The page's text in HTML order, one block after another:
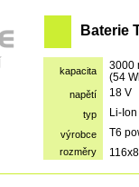
Baterie
kapacita
3000
(54
napětí 18 V
typ
Li-Ion
výrobce
T6
rozměry